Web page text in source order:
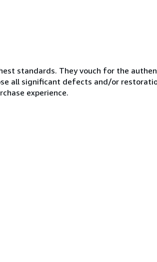
standards. They vouch for the
all significant defects and/or
experience.